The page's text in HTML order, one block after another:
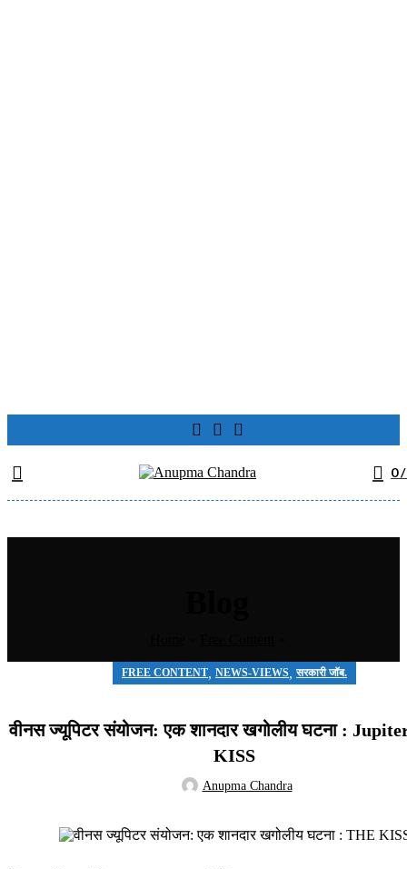
0/
FREE CONTENT, NEWS-VIEWS, सरकारी जॉब.
वीनस ज्यूपिटर संयोजन: एक शानदार खगोलीय घटना :
KISS
Anupma Chandra